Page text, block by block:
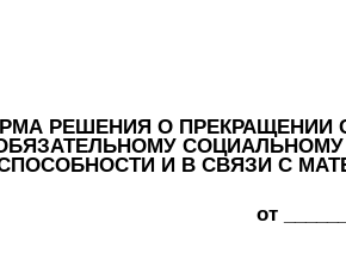
РЕШЕНИЯ О ПРЕКРАЩЕНИИ
И В СВЯЗИ С
от